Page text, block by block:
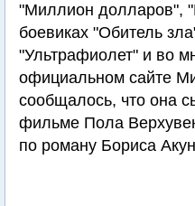
"Миллион долларов",
боевиках "Обитель
"Ультрафиолет" и во
официальном сайте
сообщалось, что она
фильме Пола
по роману Бориса